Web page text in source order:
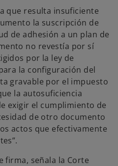
que resulta insuficiente
la suscripción de
de adhesión a un plan de
no revestía por sí
por la ley de
la configuración del
gravable por el impuesto
la autosuficiencia
exigir el cumplimiento de
de otro documento
actos que efectivamente
firma, señala la Corte